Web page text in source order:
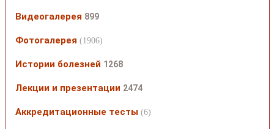
Видеогалерея 899
Фотогалерея (1906)
Истории болезней 1268
Лекции и презентации 2474
Аккредитационные тесты (6)